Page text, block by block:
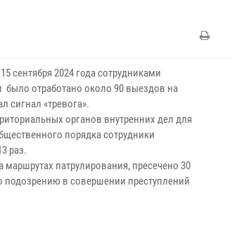
сентября 2024 года сотрудниками
отработано около 90 выездов на
сигнал «тревога».
органов внутренних дел для
порядка сотрудники
раз.
патрулирования, пресечено 30
в совершении преступлений